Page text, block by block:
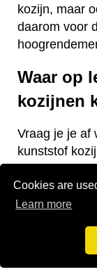
Cookies are
Learn more
kozijn, maar
daarom voor
Waar op
kozijnen
Vraag je je af
kunststof
of bestaande
nuttige tips
kozijnen,
belangrijke
kunststof